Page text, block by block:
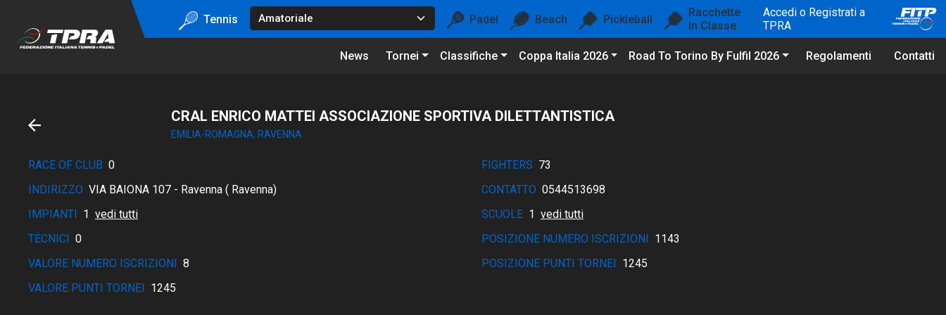
Tennis Padel Beach Pickleball
Racchette
In Classe
Accedi o Registrati a
TPRA
News Tornei Classifiche Coppa Italia 2026 Road To Torino By Fulfil 2026 Regolamenti Contatti
CRAL ENRICO MATTEI ASSOCIAZIONE SPORTIVA DILETTANTISTICA
EMILIA-ROMAGNA, RAVENNA
RACE OF CLUB 0 FIGHTERS 73
INDIRIZZO VIA BAIONA 107 - Ravenna ( Ravenna) CONTATTO 0544513698
IMPIANTI 1 vedi tutti SCUOLE 1 vedi tutti
TECNICI 0 POSIZIONE NUMERO ISCRIZIONI 1143
VALORE NUMERO ISCRIZIONI 8 POSIZIONE PUNTI TORNEI 1245
VALORE PUNTI TORNEI 1245